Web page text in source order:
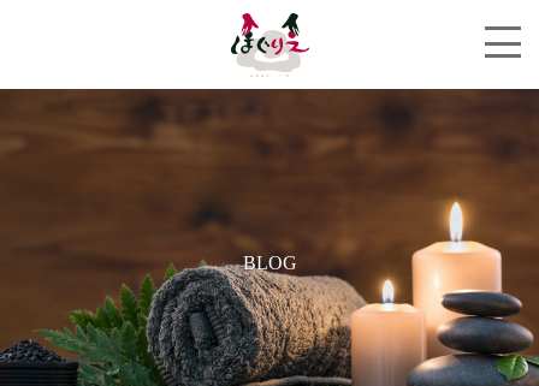
BLOG